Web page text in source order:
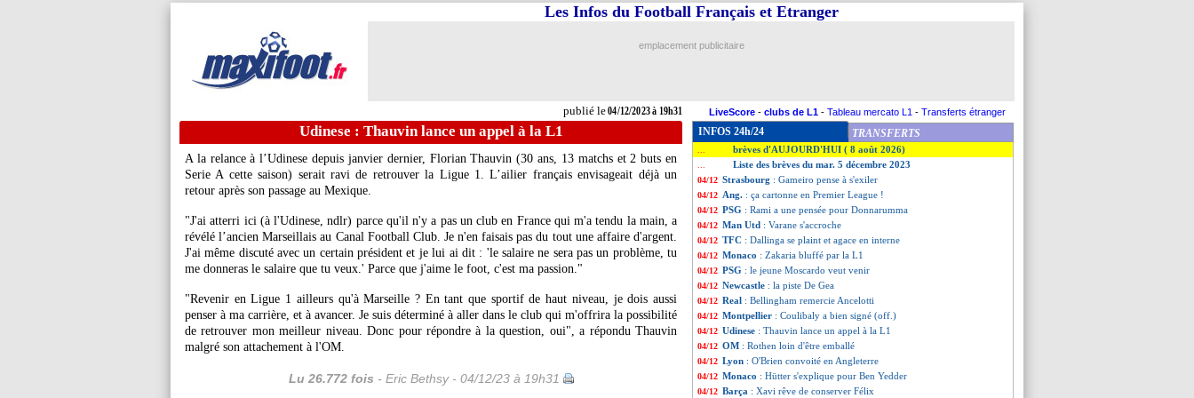
publié le04/12/2023 à 19h31
Les Infos du Football Français et Etranger
emplacement publicitaire
LiveScore - clubs de L1 - Tableau mercato L1 - Transferts étranger
Udinese : Thauvin lance un appel à la L1
A la relance à l’Udinese depuis janvier dernier, Florian Thauvin (30 ans, 13 matchs et 2 buts en
Serie A cette saison) serait ravi de retrouver la Ligue 1. L’ailier français envisageait déjà un
retour après son passage au Mexique.
"J'ai atterri ici (à l'Udinese, ndlr) parce qu'il n'y a pas un club en France qui m'a tendu la main, a
révélé l’ancien Marseillais au Canal Football Club. Je n'en faisais pas du tout une affaire d'argent.
J'ai même discuté avec un certain président et je lui ai dit : 'le salaire ne sera pas un problème, tu
me donneras le salaire que tu veux.' Parce que j'aime le foot, c'est ma passion."
"Revenir en Ligue 1 ailleurs qu'à Marseille ? En tant que sportif de haut niveau, je dois aussi
penser à ma carrière, et à avancer. Je suis déterminé à aller dans le club qui m'offrira la possibilité
de retrouver mon meilleur niveau. Donc pour répondre à la question, oui", a répondu Thauvin
malgré son attachement à l'OM.
Lu 26.772 fois - Eric Bethsy - 04/12/23 à 19h31
INFOS 24h/24 TRANSFERTS
brèves d'AUJOURD'HUI ( 8 août 2026)
Liste des brèves du mar. 5 décembre 2023
04/12 Strasbourg : Gameiro pense à s'exiler
04/12 Ang. : ça cartonne en Premier League !
04/12 PSG : Rami a une pensée pour Donnarumma
04/12 Man Utd : Varane s'accroche
04/12 TFC : Dallinga se plaint et agace en interne
04/12 Monaco : Zakaria bluffé par la L1
04/12 PSG : le jeune Moscardo veut venir
04/12 Newcastle : la piste De Gea
04/12 Real : Bellingham remercie Ancelotti
04/12 Montpellier : Coulibaly a bien signé (off.)
04/12 Udinese : Thauvin lance un appel à la L1
04/12 OM : Rothen loin d'être emballé
04/12 Lyon : O'Brien convoité en Angleterre
04/12 Monaco : Hütter s'explique pour Ben Yedder
04/12 Barça : Xavi rêve de conserver Félix